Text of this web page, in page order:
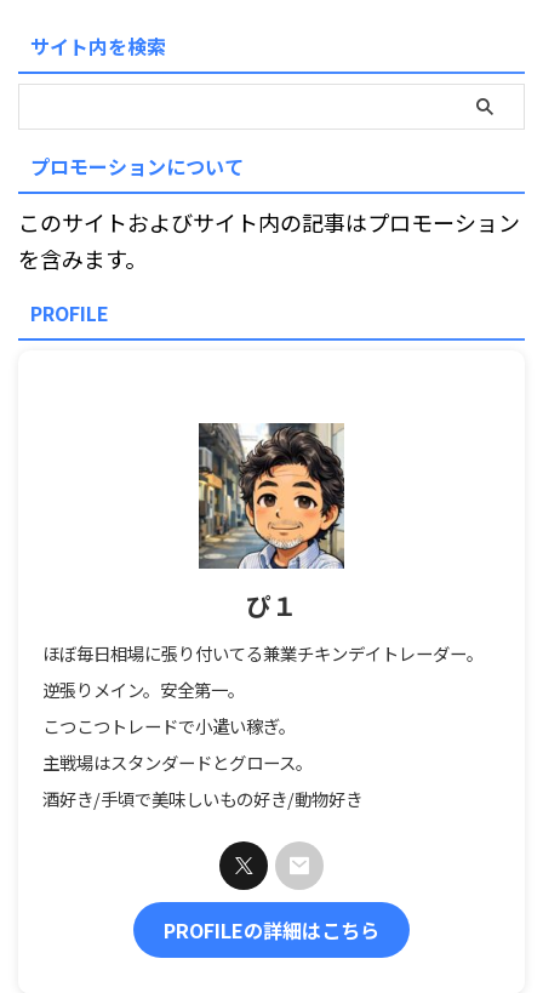
サイト内を検索
プロモーションについて
このサイトおよびサイト内の記事はプロモーション
を含みます。
PROFILE
ぴ１
ほぼ毎日相場に張り付いてる兼業チキンデイトレーダー。
逆張りメイン。安全第一。
こつこつトレードで小遣い稼ぎ。
主戦場はスタンダードとグロース。
酒好き/手頃で美味しいもの好き/動物好き
PROFILEの詳細はこちら